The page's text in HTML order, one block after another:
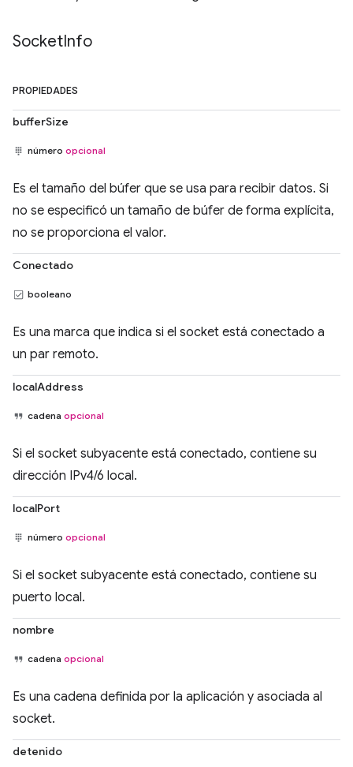
SocketInfo
PROPIEDADES
bufferSize
número opcional
Es el tamaño del búfer que se usa para recibir datos. Si
no se especificó un tamaño de búfer de forma explícita,
no se proporciona el valor.
Conectado
booleano
Es una marca que indica si el socket está conectado a
un par remoto.
localAddress
cadena opcional
Si el socket subyacente está conectado, contiene su
dirección IPv4/6 local.
localPort
número opcional
Si el socket subyacente está conectado, contiene su
puerto local.
nombre
cadena opcional
Es una cadena definida por la aplicación y asociada al
socket.
detenido